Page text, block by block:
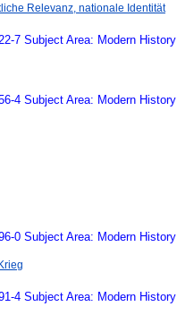
Relevanz, nationale Identität
7 Subject Area: Modern History
4 Subject Area: Modern History
0 Subject Area: Modern History
4 Subject Area: Modern History